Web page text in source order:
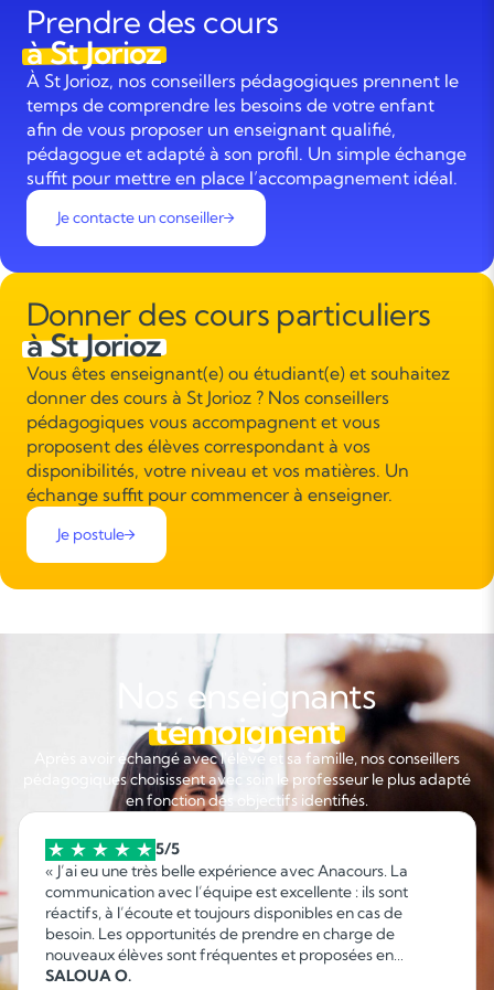
Prendre des cours
à St Jorioz
À St Jorioz, nos conseillers pédagogiques prennent le
temps de comprendre les besoins de votre enfant
afin de vous proposer un enseignant qualifié,
pédagogue et adapté à son profil. Un simple échange
suffit pour mettre en place l’accompagnement idéal.
Je contacte un conseiller
Donner des cours particuliers
à St Jorioz
Vous êtes enseignant(e) ou étudiant(e) et souhaitez
donner des cours à St Jorioz ? Nos conseillers
pédagogiques vous accompagnent et vous
proposent des élèves correspondant à vos
disponibilités, votre niveau et vos matières. Un
échange suffit pour commencer à enseigner.
Je postule
Nos enseignants
témoignent
Après avoir échangé avec l'élève et sa famille, nos conseillers
pédagogiques choisissent avec soin le professeur le plus adapté
en fonction des objectifs identifiés.
5/5
« J’ai eu une très belle expérience avec Anacours. La
communication avec l’équipe est excellente : ils sont
réactifs, à l’écoute et toujours disponibles en cas de
besoin. Les opportunités de prendre en charge de
nouveaux élèves sont fréquentes et proposées en
fonction de mes disponibilités, ce qui permet d’organiser
SALOUA O.